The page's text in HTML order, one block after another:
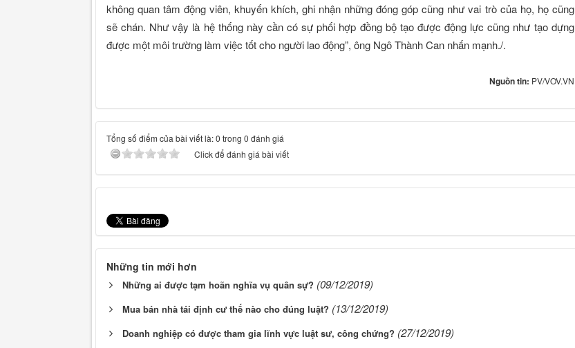
không quan tâm động viên, khuyến khích, ghi nhận những đóng góp cũng như vai trò của họ, họ cũng
sẽ chán. Như vậy là hệ thống này cần có sự phối hợp đồng bộ tạo được động lực cũng như tạo dựng
được một môi trường làm việc tốt cho người lao động”, ông Ngô Thành Can nhấn mạnh./.
Nguồn tin: PV/VOV.VN
Tổng số điểm của bài viết là: 0 trong 0 đánh giá
Click để đánh giá bài viết
Những tin mới hơn
Những ai được tạm hoãn nghĩa vụ quân sự? (09/12/2019)
Mua bán nhà tái định cư thế nào cho đúng luật? (13/12/2019)
Doanh nghiệp có được tham gia lĩnh vực luật sư, công chứng? (27/12/2019)